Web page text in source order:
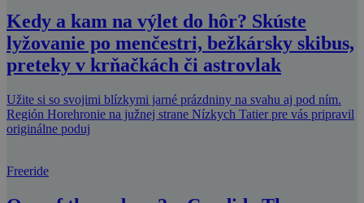
Kedy a kam na výlet do hôr? Skúste
lyžovanie po menčestri, bežkársky skibus,
preteky v krňačkách či astrovlak
Užite si so svojimi blízkymi jarné prázdniny na svahu aj pod ním.
Región Horehronie na južnej strane Nízkych Tatier pre vás pripravil
originálne poduj
Freeride